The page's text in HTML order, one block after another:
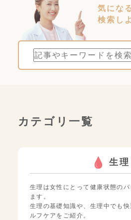
気にな
検索し
カテゴリ一覧
生理
生理は女性にとって健康状態の
ます。
生理の基礎知識や、生理中でも
ルフケアをご紹介。